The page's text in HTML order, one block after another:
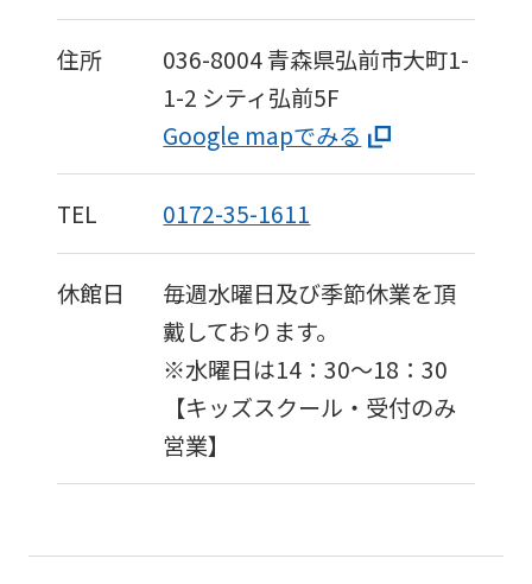
住所 036-8004青森県弘前市大町1-
1-2 シティ弘前5F
Google mapでみる
TEL 0172-35-1611
休館日
毎週水曜日及び季節休業を頂
戴しております。
※水曜日は14：30〜18：30
【キッズスクール・受付のみ
営業】